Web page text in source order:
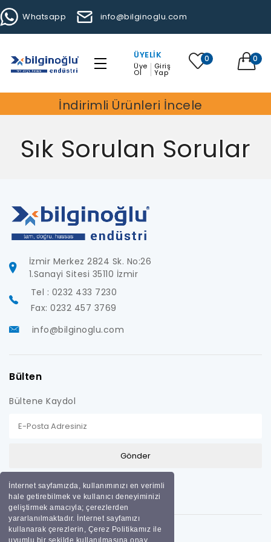
İnternet sayfamızda, kullanımınızı en verimli
hale getirebilmek ve kullanıcı deneyiminizi
geliştirmek amacıyla; çerezlerden
yararlanılmaktadır. İnternet sayfamızı
kullanarak çerezlerin, Çerez Politikamız ile
Whatsapp info@bilginoglu.com
ÜYELIK
Üye
Ol
Giriş
Yap
0 0
İndirimli Ürünleri İncele
Sık Sorulan Sorular
İzmir Merkez 2824 Sk. No:26
1.Sanayi Sitesi 35110 İzmir
Tel : 0232 433 7230
Fax: 0232 457 3769
info@bilginoglu.com
Bülten
Bültene Kaydol